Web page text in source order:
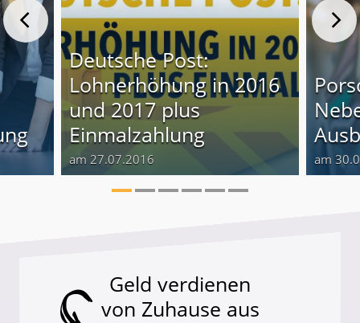
Deutsche Post:
Lohnerhöhung in 2016
und 2017 plus
Einmalzahlung
am 27.07.2016 am
Geld verdienen
von Zuhause aus